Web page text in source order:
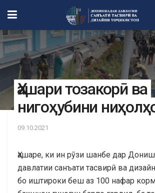
Ҳашари тозакорӣ ва
нигоҳубини
09.10.2021
Ҳашаре, ки ин рӯзи шанбе дар
давлатии санъати тасвирӣ ва
бо иштироки беш аз 100 нафар